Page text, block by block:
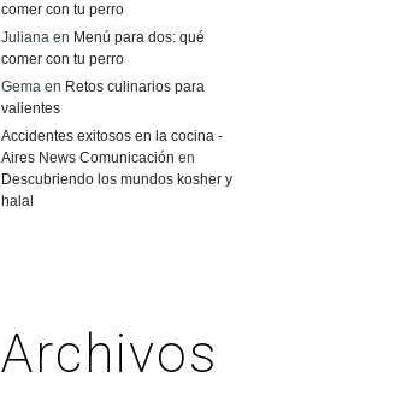
comer con tu perro
Juliana en Menú para dos: qué
comer con tu perro
Gema en Retos culinarios para
valientes
Accidentes exitosos en la cocina -
Aires News Comunicación en
Descubriendo los mundos kosher y
halal
Archivos